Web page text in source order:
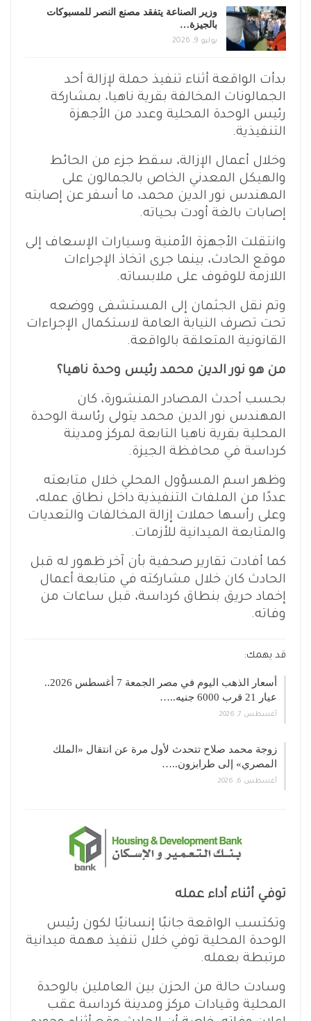
وزير الصناعة يتفقد مصنع النصر للمسبوكات
بالجيزة…
يوليو 9, 2026
بدأت الواقعة أثناء تنفيذ حملة لإزالة أحد
الجمالونات المخالفة بقرية ناهيا، بمشاركة
رئيس الوحدة المحلية وعدد من الأجهزة
التنفيذية.
وخلال أعمال الإزالة، سقط جزء من الحائط
والهيكل المعدني الخاص بالجمالون على
المهندس نور الدين محمد، ما أسفر عن إصابته
إصابات بالغة أودت بحياته.
وانتقلت الأجهزة الأمنية وسيارات الإسعاف إلى
موقع الحادث، بينما جرى اتخاذ الإجراءات
اللازمة للوقوف على ملابساته.
وتم نقل الجثمان إلى المستشفى ووضعه
تحت تصرف النيابة العامة لاستكمال الإجراءات
القانونية المتعلقة بالواقعة.
من هو نور الدين محمد رئيس وحدة ناهيا؟
بحسب أحدث المصادر المنشورة، كان
المهندس نور الدين محمد يتولى رئاسة الوحدة
المحلية بقرية ناهيا التابعة لمركز ومدينة
كرداسة في محافظة الجيزة.
وظهر اسم المسؤول المحلي خلال متابعته
عددًا من الملفات التنفيذية داخل نطاق عمله،
وعلى رأسها حملات إزالة المخالفات والتعديات
والمتابعة الميدانية للأزمات.
كما أفادت تقارير صحفية بأن آخر ظهور له قبل
الحادث كان خلال مشاركته في متابعة أعمال
إخماد حريق بنطاق كرداسة، قبل ساعات من
وفاته.
قد يهمك:
أسعار الذهب اليوم في مصر الجمعة 7 أغسطس 2026..
عيار 21 قرب 6000 جنيه..…
أغسطس 7, 2026
زوجة محمد صلاح تتحدث لأول مرة عن انتقال «الملك
المصري» إلى طرابزون..…
أغسطس 6, 2026
توفي أثناء أداء عمله
وتكتسب الواقعة جانبًا إنسانيًا لكون رئيس
الوحدة المحلية توفي خلال تنفيذ مهمة ميدانية
مرتبطة بعمله.
وسادت حالة من الحزن بين العاملين بالوحدة
المحلية وقيادات مركز ومدينة كرداسة عقب